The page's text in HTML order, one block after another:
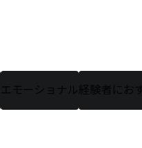
エモーショナル 経験者にお